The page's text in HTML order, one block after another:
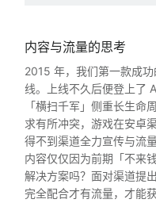
内容与流量的思考
2015 年，我们第一款成
线。上线不久后便登上了
「横扫千军」侧重长生命
求有所冲突，游戏在安卓
得不到渠道全力宣传与流量
内容仅仅因为前期「不来
解决方案吗？面对渠道提
完全配合才有流量，才能